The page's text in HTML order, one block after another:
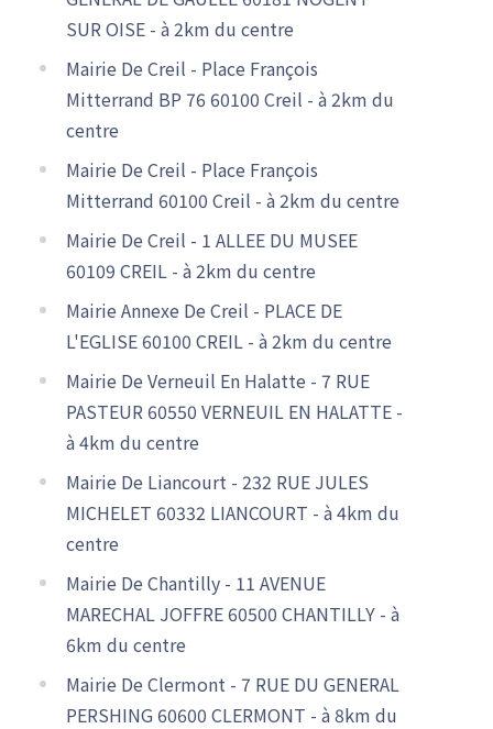
SUR OISE - à 2km du centre
Mairie De Creil - Place François
Mitterrand BP 76 60100 Creil - à 2km du
centre
Mairie De Creil - Place François
Mitterrand 60100 Creil - à 2km du centre
Mairie De Creil - 1 ALLEE DU MUSEE
60109 CREIL - à 2km du centre
Mairie Annexe De Creil - PLACE DE
L'EGLISE 60100 CREIL - à 2km du centre
Mairie De Verneuil En Halatte - 7 RUE
PASTEUR 60550 VERNEUIL EN HALATTE -
à 4km du centre
Mairie De Liancourt - 232 RUE JULES
MICHELET 60332 LIANCOURT - à 4km du
centre
Mairie De Chantilly - 11 AVENUE
MARECHAL JOFFRE 60500 CHANTILLY - à
6km du centre
Mairie De Clermont - 7 RUE DU GENERAL
PERSHING 60600 CLERMONT - à 8km du